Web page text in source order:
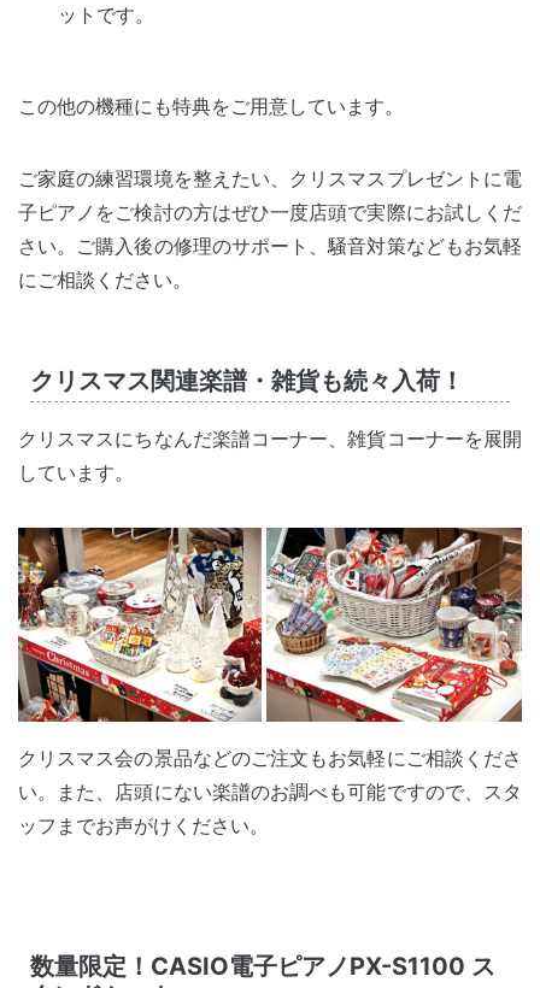
ットです。
この他の機種にも特典をご用意しています。
ご家庭の練習環境を整えたい、クリスマスプレゼントに電
子ピアノをご検討の方はぜひ一度店頭で実際にお試しくだ
さい。ご購入後の修理のサポート、騒音対策などもお気軽
にご相談ください。
クリスマス関連楽譜・雑貨も続々入荷！
クリスマスにちなんだ楽譜コーナー、雑貨コーナーを展開
しています。
クリスマス会の景品などのご注文もお気軽にご相談くださ
い。また、店頭にない楽譜のお調べも可能ですので、スタ
ッフまでお声がけください。
数量限定！CASIO電子ピアノPX-S1100 ス